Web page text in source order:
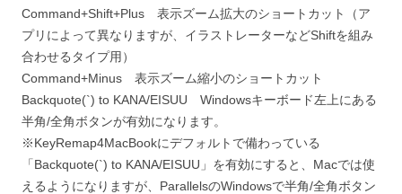
Command+Shift+Plus 表示ズーム拡大のショートカット（ア
プリによって異なりますが、イラストレーターなどShiftを組み
合わせるタイプ用）
Command+Minus 表示ズーム縮小のショートカット
Backquote(`) to KANA/EISUU Windowsキーボード左上にある
半角/全角ボタンが有効になります。
※KeyRemap4MacBookにデフォルトで備わっている
「Backquote(`) to KANA/EISUU」を有効にすると、Macでは使
えるようになりますが、ParallelsのWindowsで半角/全角ボタン